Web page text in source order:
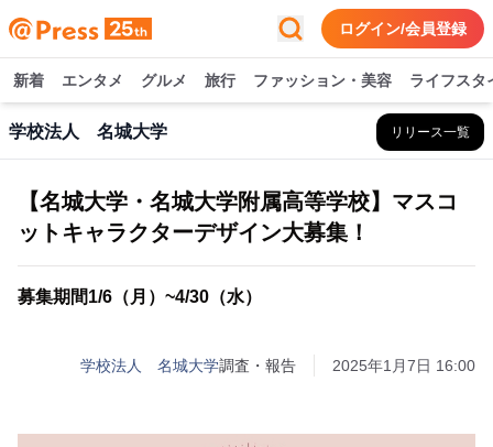
ログイン/会員登録
新着 エンタメ グルメ 旅行 ファッション・美容 ライフスタ
学校法人 名城大学 リリース一覧
【名城大学・名城大学附属高等学校】マスコ
ットキャラクターデザイン大募集！
募集期間1/6（月）~4/30（水）
学校法人 名城大学調査・報告 2025年1月7日 16:00